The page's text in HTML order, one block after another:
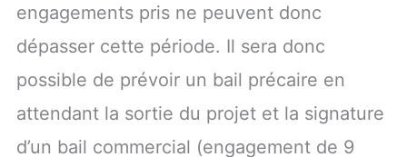
engagements pris ne peuvent donc
dépasser cette période. Il sera donc
possible de prévoir un bail précaire en
attendant la sortie du projet et la signature
d’un bail commercial (engagement de 9